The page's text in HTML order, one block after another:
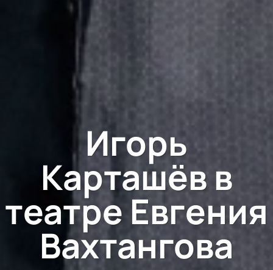
Игорь
Карташёв в
театре Евгения
Вахтангова